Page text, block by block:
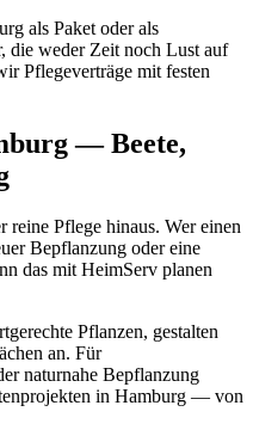
als Paket oder als
die weder Zeit noch Lust auf
Pflegeverträge mit festen
— Beete,
reine Pflege hinaus. Wer einen
Bepflanzung oder eine
das mit HeimServ planen
Pflanzen, gestalten
an. Für
naturnahe Bepflanzung
in Hamburg — von